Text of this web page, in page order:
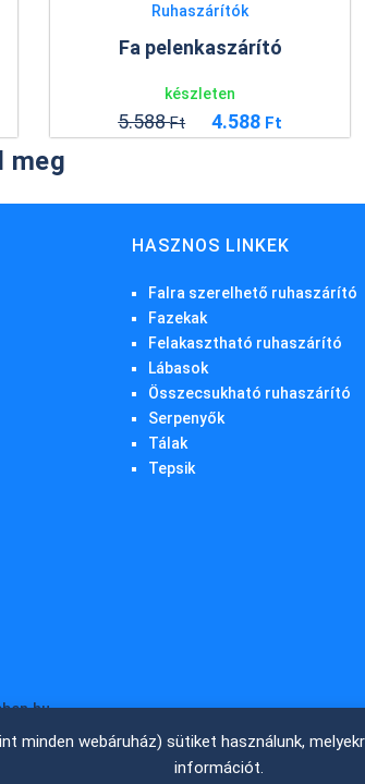
minden webáruház) sütiket használunk,
információt.
Ruhaszárítók
Fa pelenkaszárító
készleten
5.588Ft 4.588 Ft
meg
HASZNOS LINKEK
Falra szerelhető ruhaszárító
Fazekak
Felakasztható ruhaszárító
Lábasok
Összecsukható ruhaszárító
Serpenyők
Tálak
Tepsik